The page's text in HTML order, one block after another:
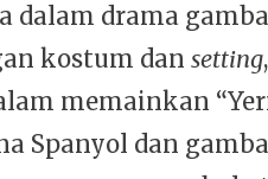
dalam drama
kostum dan setting
memainkan
Spanyol dan